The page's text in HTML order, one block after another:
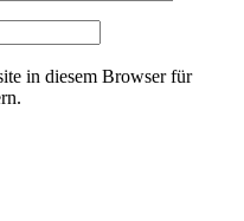
in diesem Browser für